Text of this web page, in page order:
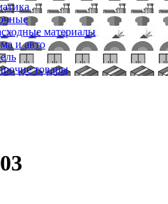
материалы
и авто
товары